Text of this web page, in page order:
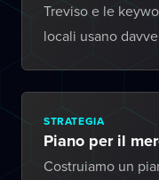
Treviso e le
locali usano
STRATEGIA
Piano per il
Costruiamo un